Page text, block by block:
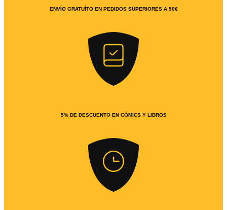
ENVÍO GRATUÍTO EN PEDIDOS SUPERIORES A 50€
5% DE DESCUENTO EN CÓMICS Y LIBROS